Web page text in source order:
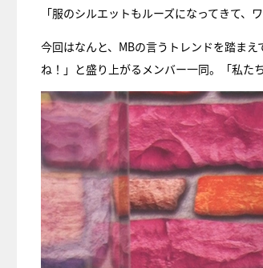
「服のシルエットもルーズになってきて、
今回はなんと、MBの言うトレンドを踏ま
ね！」と盛り上がるメンバー一同。「私た